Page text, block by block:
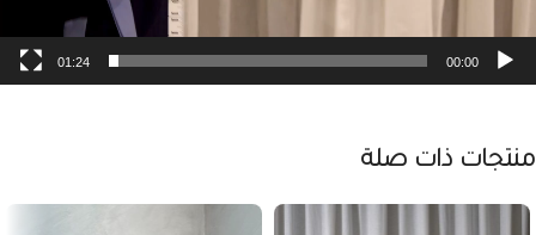
00:00
01:24
منتجات ذات صلة